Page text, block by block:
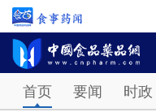
首页 要闻 时政